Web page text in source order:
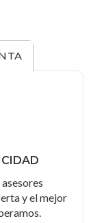
y el mejor